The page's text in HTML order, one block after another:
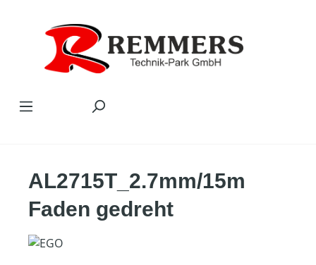
AL2715T_2.7mm/15m
Faden gedreht